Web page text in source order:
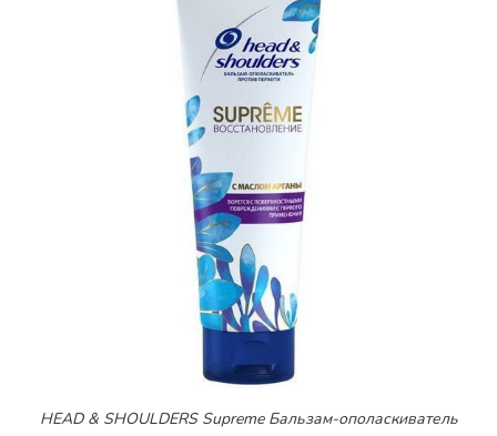
HEAD & SHOULDERS Supreme Бальзам-ополаскиватель